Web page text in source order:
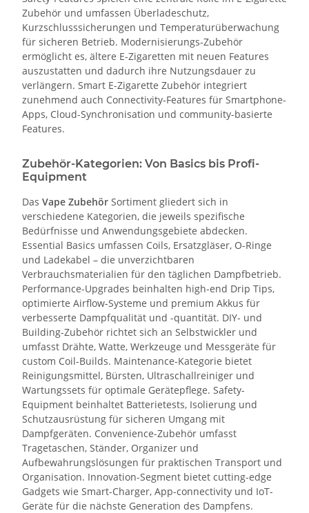
Zubehör und umfassen Überladeschutz,
Kurzschlusssicherungen und Temperaturüberwachung
für sicheren Betrieb. Modernisierungs-Zubehör
ermöglicht es, ältere E-Zigaretten mit neuen Features
auszustatten und dadurch ihre Nutzungsdauer zu
verlängern. Smart E-Zigarette Zubehör integriert
zunehmend auch Connectivity-Features für Smartphone-
Apps, Cloud-Synchronisation und community-basierte
Features.
Zubehör-Kategorien: Von Basics bis Profi-
Equipment
Das Vape Zubehör Sortiment gliedert sich in
verschiedene Kategorien, die jeweils spezifische
Bedürfnisse und Anwendungsgebiete abdecken.
Essential Basics umfassen Coils, Ersatzgläser, O-Ringe
und Ladekabel – die unverzichtbaren
Verbrauchsmaterialien für den täglichen Dampfbetrieb.
Performance-Upgrades beinhalten high-end Drip Tips,
optimierte Airflow-Systeme und premium Akkus für
verbesserte Dampfqualität und -quantität. DIY- und
Building-Zubehör richtet sich an Selbstwickler und
umfasst Drähte, Watte, Werkzeuge und Messgeräte für
custom Coil-Builds. Maintenance-Kategorie bietet
Reinigungsmittel, Bürsten, Ultraschallreiniger und
Wartungssets für optimale Gerätepflege. Safety-
Equipment beinhaltet Batterietests, Isolierung und
Schutzausrüstung für sicheren Umgang mit
Dampfgeräten. Convenience-Zubehör umfasst
Tragetaschen, Ständer, Organizer und
Aufbewahrungslösungen für praktischen Transport und
Organisation. Innovation-Segment bietet cutting-edge
Gadgets wie Smart-Charger, App-connectivity und IoT-
Geräte für die nächste Generation des Dampfens.